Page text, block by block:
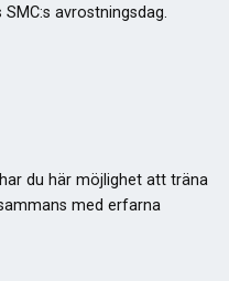
avrostningsdag.
du här möjlighet att träna
med erfarna